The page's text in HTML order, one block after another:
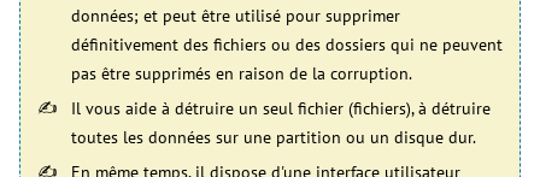
données; et peut être utilisé pour supprimer
définitivement des fichiers ou des dossiers qui ne peuvent
pas être supprimés en raison de la corruption.
Il vous aide à détruire un seul fichier (fichiers), à détruire
toutes les données sur une partition ou un disque dur.
En même temps, il dispose d'une interface utilisateur